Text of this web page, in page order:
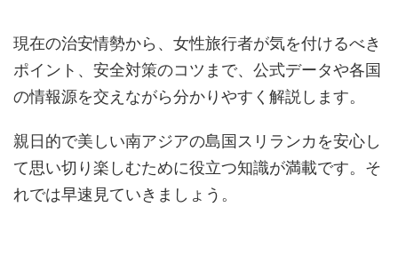
現在の治安情勢から、女性旅行者が気を付けるべき
ポイント、安全対策のコツまで、公式データや各国
の情報源を交えながら分かりやすく解説します。
親日的で美しい南アジアの島国スリランカを安心し
て思い切り楽しむために役立つ知識が満載です。そ
れでは早速見ていきましょう。